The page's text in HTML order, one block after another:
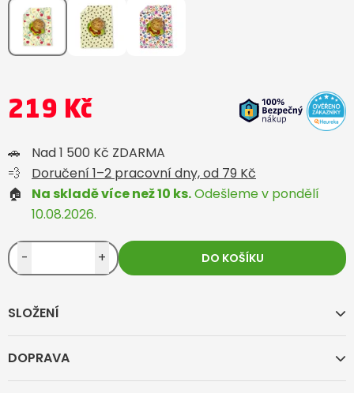
SLOŽENÍ
DOPRAVA
219 Kč
🚗
Nad 1 500 Kč ZDARMA
💨
Doručení 1–2 pracovní dny, od 79 Kč
🏠
Na skladě více než 10 ks.Odešleme v pondělí
10.08.2026.
- + DO KOŠÍKU